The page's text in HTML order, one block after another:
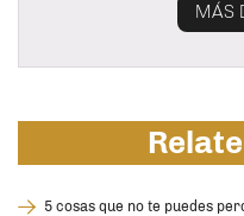
MÁS
5 cosas que no te puedes